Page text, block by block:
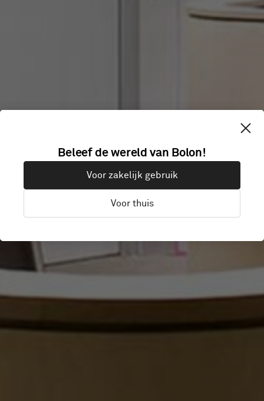
GEELONG
HOSPITAL
Beleef de wereld van Bolon!
Voor zakelijk gebruik
Voor thuis